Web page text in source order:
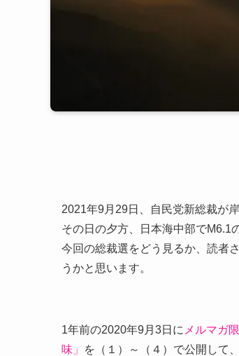
2021年9月29日、自民党新総裁が
その日の夕方、日本海中部でM6.1
今回の総裁選をどう見るか、読者
うかと思います。
1年前の2020年9月3日に メルマガ
味」
を（１）～（４）で公開して